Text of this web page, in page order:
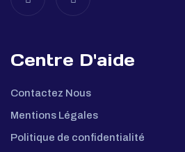
Centre D'aide
Contactez Nous
Mentions Légales
Politique de confidentialité